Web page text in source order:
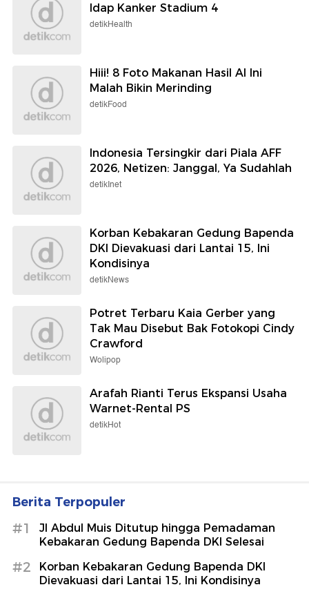
Idap Kanker Stadium 4
detikHealth
Hiii! 8 Foto Makanan Hasil AI Ini
Malah Bikin Merinding
detikFood
Indonesia Tersingkir dari Piala AFF
2026, Netizen: Janggal, Ya Sudahlah
detikInet
Korban Kebakaran Gedung Bapenda
DKI Dievakuasi dari Lantai 15, Ini
Kondisinya
detikNews
Potret Terbaru Kaia Gerber yang
Tak Mau Disebut Bak Fotokopi Cindy
Crawford
Wolipop
Arafah Rianti Terus Ekspansi Usaha
Warnet-Rental PS
detikHot
Berita Terpopuler
#1
Jl Abdul Muis Ditutup hingga Pemadaman
Kebakaran Gedung Bapenda DKI Selesai
#2
Korban Kebakaran Gedung Bapenda DKI
Dievakuasi dari Lantai 15, Ini Kondisinya